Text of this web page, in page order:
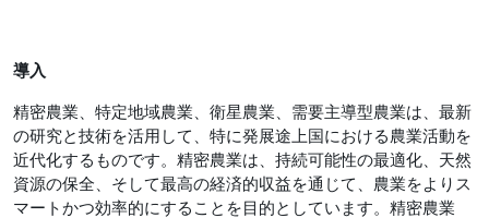
導入
精密農業、特定地域農業、衛星農業、需要主導型農業は、最新
の研究と技術を活用して、特に発展途上国における農業活動を
近代化するものです。精密農業は、持続可能性の最適化、天然
資源の保全、そして最高の経済的収益を通じて、農業をよりス
マートかつ効率的にすることを目的としています。精密農業